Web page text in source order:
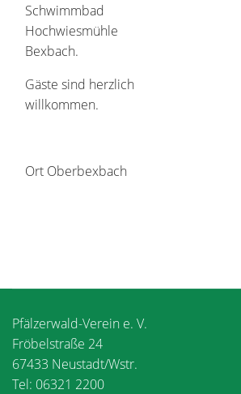
Schwimmbad
Hochwiesmühle
Bexbach.
Gäste sind herzlich
willkommen.
Ort Oberbexbach
Pfälzerwald-Verein e. V.
Fröbelstraße 24
67433 Neustadt/Wstr.
Tel: 06321 2200